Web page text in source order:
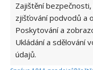
Zajištění
zjišťování podvodů a
Poskytování a
Ukládání a sdělování
údajů.
Přidejte svůj názor
KOMENTOVAT